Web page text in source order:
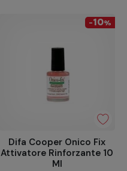
-10%
Difa Cooper Onico Fix
Attivatore Rinforzante 10
Ml